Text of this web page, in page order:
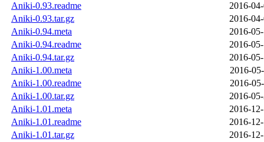
Aniki-0.93.readme
2016-
Aniki-0.93.tar.gz
2016-
Aniki-0.94.meta
2016-
Aniki-0.94.readme
2016-
Aniki-0.94.tar.gz
2016-
Aniki-1.00.meta
2016-
Aniki-1.00.readme
2016-
Aniki-1.00.tar.gz
2016-
Aniki-1.01.meta
2016-
Aniki-1.01.readme
2016-
Aniki-1.01.tar.gz
2016-